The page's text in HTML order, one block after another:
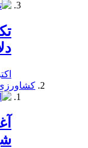
دلار
اکتبر